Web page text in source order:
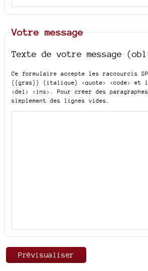
Votre message
Texte de votre message
Ce formulaire accepte les raccourcis
{{gras}} {italique} <quote> <code>
et
<del> <ins>
. Pour créer des
simplement des lignes vides.